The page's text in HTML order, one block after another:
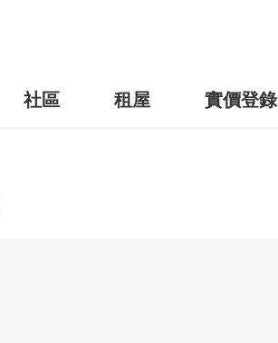
社區 租屋 實價登錄